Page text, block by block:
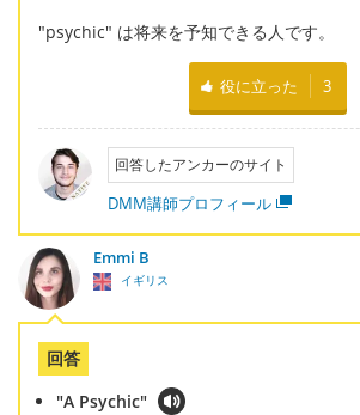
"psychic" は将来を予知できる人です。
役に立った 3
回答したアンカーのサイト
DMM講師プロフィール
Emmi B
イギリス
回答
"A Psychic"